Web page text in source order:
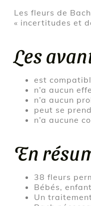
Les fleurs de
« incertitudes et
Les
est
n’a aucun
n’a aucun
peut se
n’a aucune
En
38 fleurs
Bébés,
Un